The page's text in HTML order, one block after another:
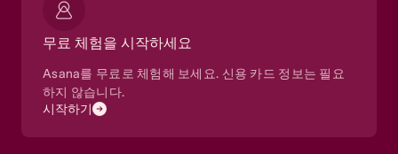
무료 체험을 시작하세요
Asana를 무료로 체험해 보세요. 신용 카드 정보는 필요
하지 않습니다.
시작하기